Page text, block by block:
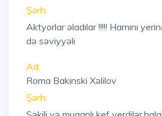
Şərh:
Aktyorlar əladılar !!!!! Hamını
də səviyyəli
Ad:
Roma Bakinski Xəlilov
Şərh: